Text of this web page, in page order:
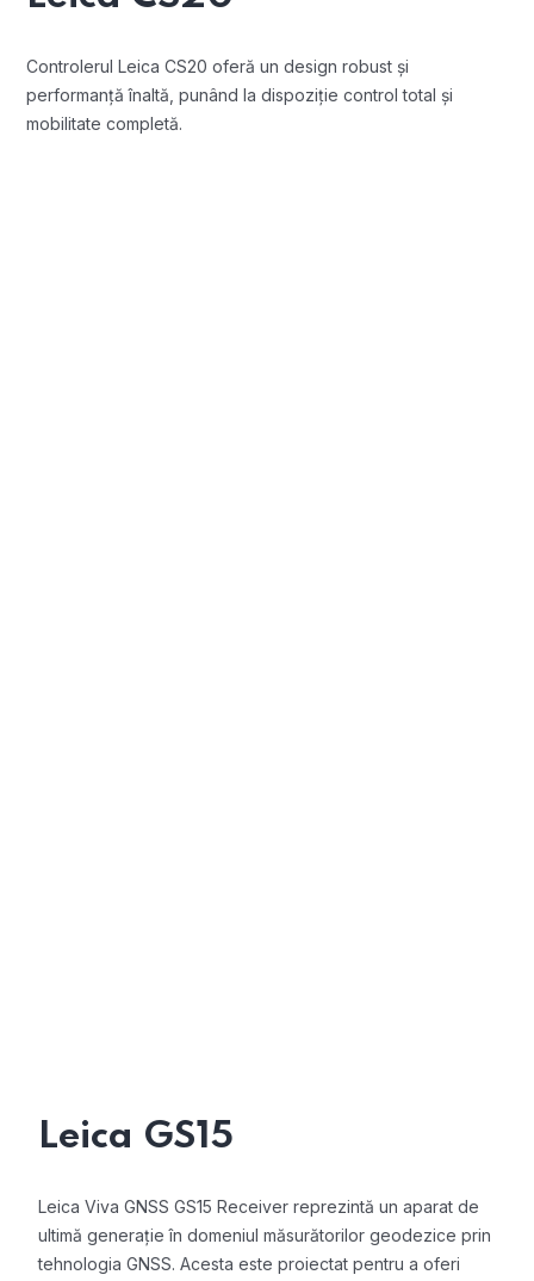
Controlerul Leica CS20 oferă un design robust și
performanță înaltă, punând la dispoziție control total și
mobilitate completă.
Leica GS15
Leica Viva GNSS GS15 Receiver reprezintă un aparat de
ultimă generație în domeniul măsurătorilor geodezice prin
tehnologia GNSS. Acesta este proiectat pentru a oferi